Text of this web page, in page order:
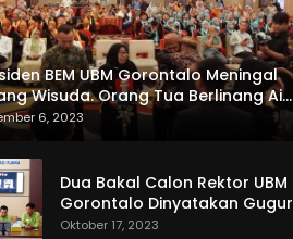
BEM UBM Gorontalo Meningal
Wisuda. Orang Tua Berlinang Air
Menerima SKL dan Pemasangan
6, 2023
Dua Bakal Calon Rektor UBM
Gorontalo Dinyatakan Gugur
Oktober 17, 2023